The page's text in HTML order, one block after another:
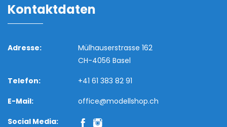
Kontaktdaten
Adresse:
Mülhauserstrasse 162
CH-4056 Basel
Telefon:
+41 61 383 82 91
E-Mail:
office@modellshop.ch
Social Media: